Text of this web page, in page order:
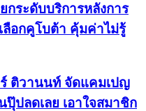
ระดับบริการหลังการ
ลือกคูโบต้า คุ้มค่าไม่รู้
ร์ ติวานนท์ จัดแคมเปญ
ปุ๊ปลดเลย เอาใจสมาชิก